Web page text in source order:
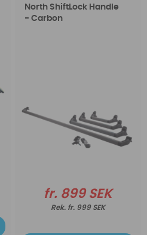
North ShiftLock Handle
- Carbon
fr. 899 SEK
fr. 999 SEK